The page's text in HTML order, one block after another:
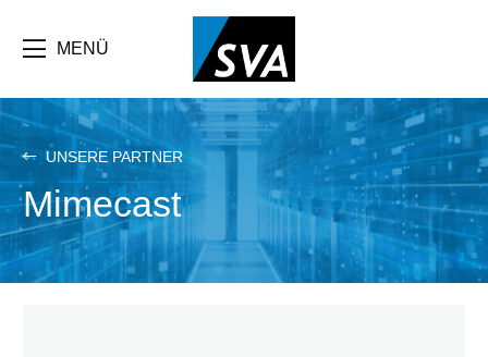
Inhalt
MENÜ
UNSERE PARTNER
Mimecast